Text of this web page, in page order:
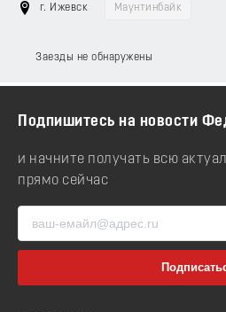
г. Ижевск Маунтинбайк
Заезды не обнаружены
Подпишитесь на новости
и начните получать всю
прямо сейчас